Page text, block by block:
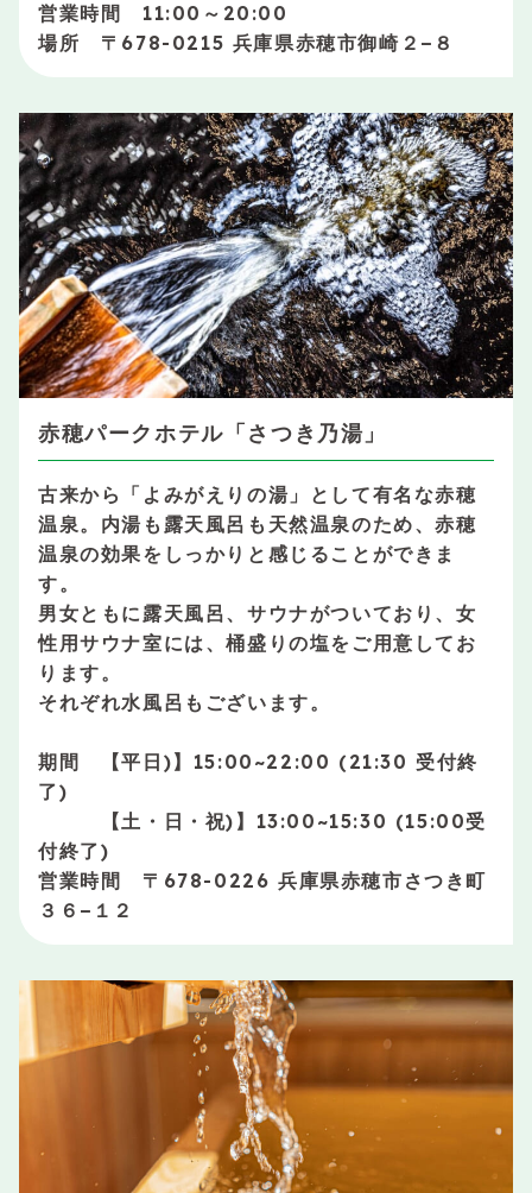
営業時間 11:00～20:00
場所 〒678-0215 兵庫県赤穂市御崎２−８
赤穂パークホテル「さつき乃湯」
古来から「よみがえりの湯」として有名な赤穂
温泉。内湯も露天風呂も天然温泉のため、赤穂
温泉の効果をしっかりと感じることができま
す。
男女ともに露天風呂、サウナがついており、女
性用サウナ室には、桶盛りの塩をご用意してお
ります。
それぞれ水風呂もございます。
期間 【平日)】15:00~22:00 (21:30 受付終
了)
【土・日・祝)】13:00~15:30 (15:00受
付終了)
営業時間 〒678-0226 兵庫県赤穂市さつき町
３６−１２